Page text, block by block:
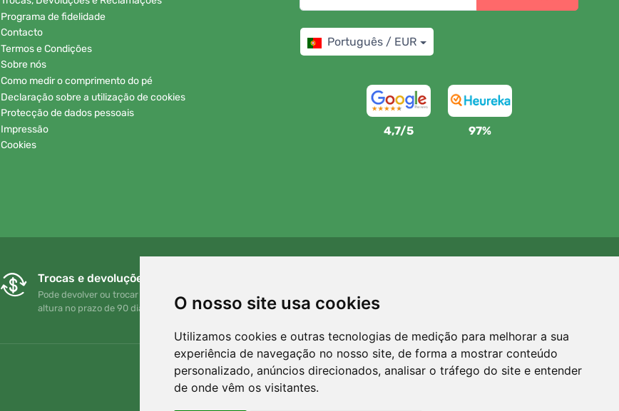
O nosso site usa cookies
Utilizamos cookies e outras tecnologias de medição para melhorar a sua
experiência de navegação no nosso site, de forma a mostrar conteúdo
personalizado, anúncios direcionados, analisar o tráfego do site e entender
de onde vêm os visitantes.
Programa de fidelidade
Contacto
Termos e Condições
Sobre nós
Como medir o comprimento do pé
Declaração sobre a utilização de cookies
Protecção de dados pessoais
Impressão
Cookies
Português / EUR
4,7/5 97%
Trocas e devoluções gratuitas
Pode devolver ou trocar a sua encomenda em qualquer
altura no prazo de 90 dias
Para cada encomenda plantamos uma árvore! Leia mais
Sobre nós